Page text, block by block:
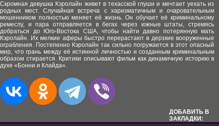
Скромная девушка Кэролайн живет в техасской глуши и мечтает уехать из
родных мест. Случайная встреча с харизматичным и очаровательным
мошенником полностью меняет её жизнь. Он обучает её криминальному
ремеслу, и пара отправляется в бегах через южные штаты, стремясь
добраться до Юго-Востока США, чтобы найти давно потерянную мать
Кэролайн. Их мелкие аферы быстро перерастают в дерзкие вооруженные
ограбления. Постепенно Кэролайн так сильно погружается в этот опасный
мир, что грань между её истинной личностью и созданным криминальным
образом стирается. Критики описывают фильм как динамичную историю в
духе «Бонни и Клайда».
ДОБАВИТЬ В
ЗАКЛАДКИ: